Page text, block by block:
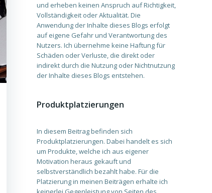
und erheben keinen Anspruch auf Richtigkeit,
Vollständigkeit oder Aktualität. Die
Anwendung der Inhalte dieses Blogs erfolgt
auf eigene Gefahr und Verantwortung des
Nutzers. Ich übernehme keine Haftung für
Schäden oder Verluste, die direkt oder
indirekt durch die Nutzung oder Nichtnutzung
der Inhalte dieses Blogs entstehen.
Produktplatzierungen
In diesem Beitrag befinden sich
Produktplatzierungen. Dabei handelt es sich
um Produkte, welche ich aus eigener
Motivation heraus gekauft und
selbstverständlich bezahlt habe. Für die
Platzierung in meinen Beiträgen erhalte ich